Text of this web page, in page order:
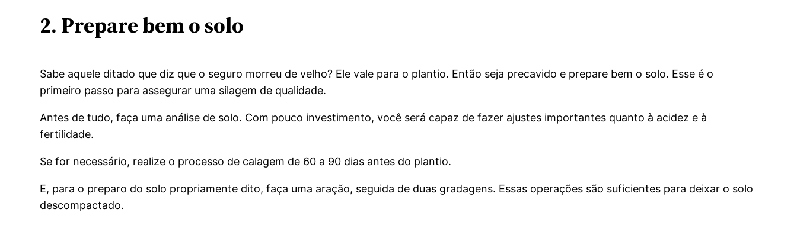
2. Prepare bem o solo
Sabe aquele ditado que diz que o seguro morreu de velho? Ele vale para o plantio. Então seja precavido e prepare bem o solo. Esse é o
primeiro passo para assegurar uma silagem de qualidade.
Antes de tudo, faça uma análise de solo. Com pouco investimento, você será capaz de fazer ajustes importantes quanto à acidez e à
fertilidade.
Se for necessário, realize o processo de calagem de 60 a 90 dias antes do plantio.
E, para o preparo do solo propriamente dito, faça uma aração, seguida de duas gradagens. Essas operações são suficientes para deixar o solo
descompactado.